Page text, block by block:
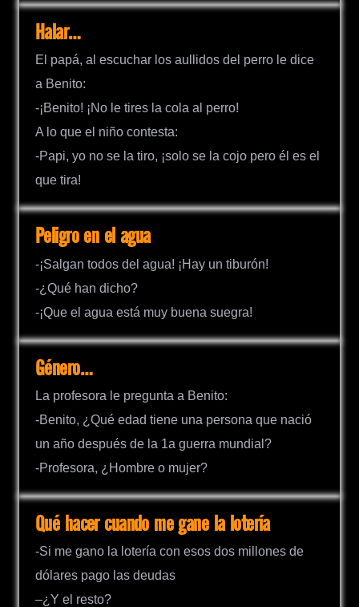
Halar…
El papá, al escuchar los aullidos del perro le dice
a Benito:
-¡Benito! ¡No le tires la cola al perro!
A lo que el niño contesta:
-Papi, yo no se la tiro, ¡solo se la cojo pero él es el
que tira!
Peligro en el agua
-¡Salgan todos del agua! ¡Hay un tiburón!
-¿Qué han dicho?
-¡Que el agua está muy buena suegra!
Género…
La profesora le pregunta a Benito:
-Benito, ¿Qué edad tiene una persona que nació
un año después de la 1a guerra mundial?
-Profesora, ¿Hombre o mujer?
Qué hacer cuando me gane la lotería
-Si me gano la lotería con esos dos millones de
dólares pago las deudas
–¿Y el resto?